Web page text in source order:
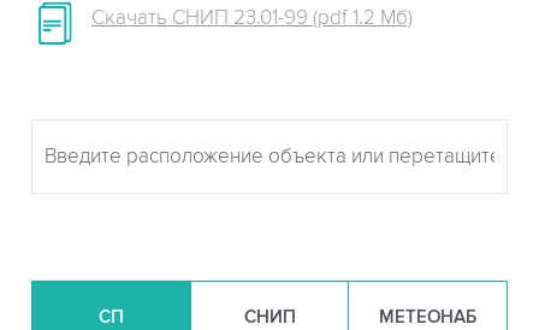
Скачать СНИП 23.01-99 (pdf 1.2 Мб)
СП СНИП МЕТЕОНАБ